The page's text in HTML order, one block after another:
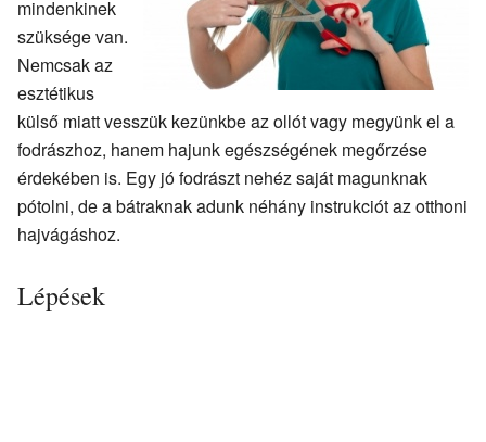
mindenkinek
szüksége van.
Nemcsak az
esztétikus
külső miatt vesszük kezünkbe az ollót vagy megyünk el a
fodrászhoz, hanem hajunk egészségének megőrzése
érdekében is. Egy jó fodrászt nehéz saját magunknak
pótolni, de a bátraknak adunk néhány instrukciót az otthoni
hajvágáshoz.
Lépések